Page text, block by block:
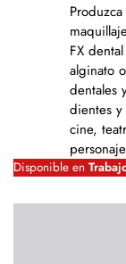
FX
alginato
dentales
dientes
cine,
Disponible en